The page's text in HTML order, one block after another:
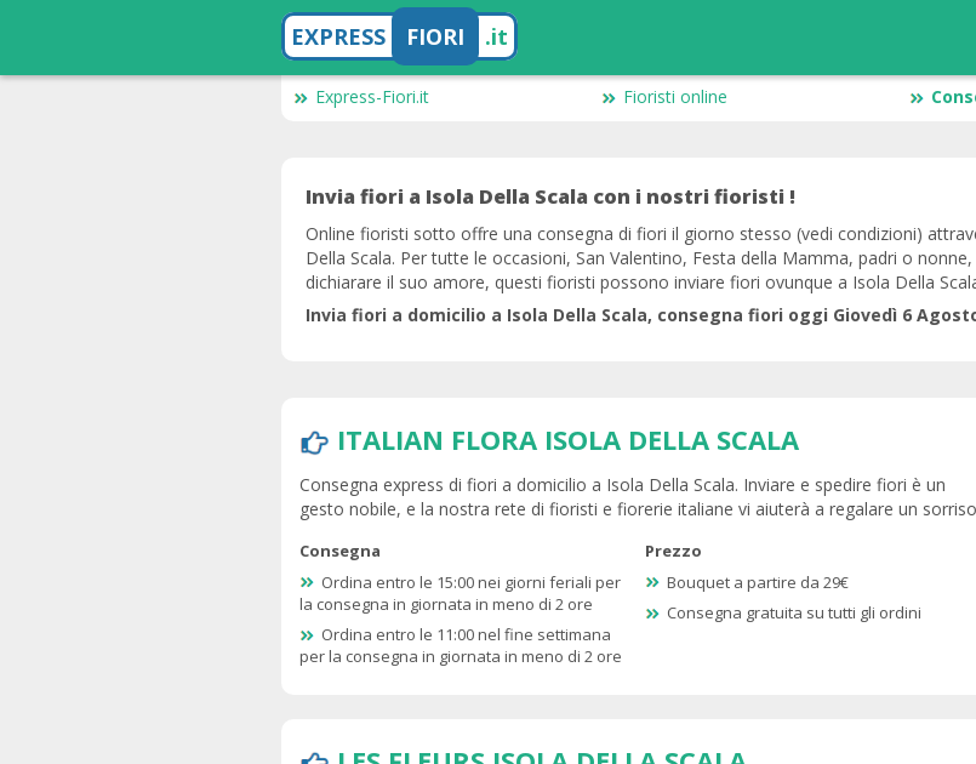
EXPRESS FIORI .it
Express-Fiori.it Fioristi online
Invia fiori a Isola Della Scala con i nostri fioristi !
Online fioristi sotto offre una consegna di fiori il giorno stesso (vedi condizioni)
Della Scala. Per tutte le occasioni, San Valentino, Festa della Mamma, padri o
dichiarare il suo amore, questi fioristi possono inviare fiori ovunque a Isola Della
Invia fiori a domicilio a Isola Della Scala, consegna fiori oggi Giovedì 6
ITALIAN FLORA ISOLA DELLA SCALA
Consegna express di fiori a domicilio a Isola Della Scala. Inviare e spedire fiori è un
gesto nobile, e la nostra rete di fioristi e fiorerie italiane vi aiuterà a regalare un sorriso
Consegna
Ordina entro le 15:00 nei giorni feriali per
la consegna in giornata in meno di 2 ore
Ordina entro le 11:00 nel fine settimana
per la consegna in giornata in meno di 2 ore
Prezzo
Bouquet a partire da 29€
Consegna gratuita su tutti gli ordini